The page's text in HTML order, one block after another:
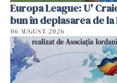
Europa League: U'
bun în deplasarea de la
06 AUGUST 2026